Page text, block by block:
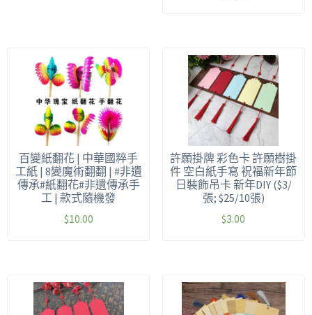
百變紙翻花 | 中華國粹手
工紙 | 8變魔術翻翻 | #非遺
傳承#紙翻花#非遺傳承手
工 | 款式隨機發
$10.00
許願掛牌 彩色卡 許願樹掛
件 空白紙手寫 祝福新年節
日裝飾吊卡 新年DIY ($3/
張; $25/10張)
$3.00